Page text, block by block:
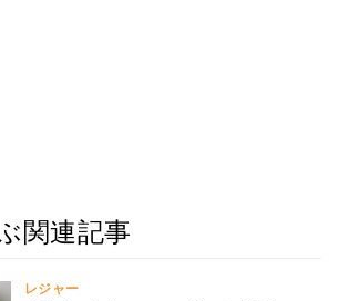
関連記事
レジャー